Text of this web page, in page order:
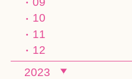
10
11
12
2023